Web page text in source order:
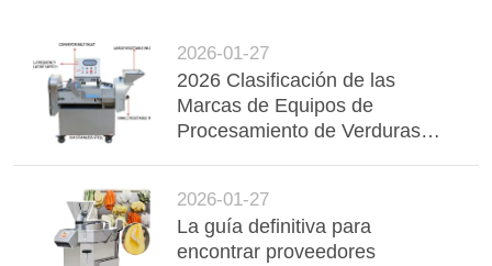
2026-01-27
2026 Clasificación de las
Marcas de Equipos de
Procesamiento de Verduras
2026-01-27
La guía definitiva para
encontrar proveedores